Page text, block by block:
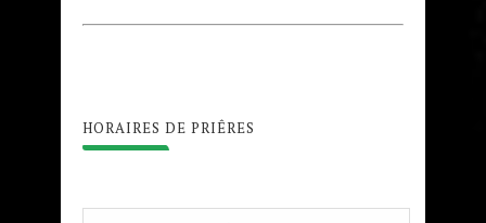
HORAIRES DE PRIÊRES